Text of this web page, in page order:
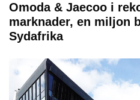
Omoda & Jaecoo i
marknader, en miljon
Sydafrika